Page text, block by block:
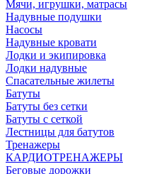
Мячи, игрушки, матрасы
Надувные подушки
Насосы
Надувные кровати
Лодки и экипировка
Лодки надувные
Спасательные жилеты
Батуты
Батуты без сетки
Батуты с сеткой
Лестницы для батутов
Тренажеры
КАРДИОТРЕНАЖЕРЫ
Беговые дорожки